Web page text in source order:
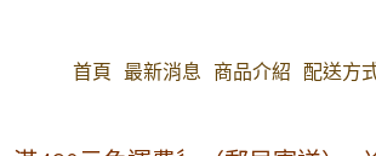
首頁 最新消息 商品介紹 配送方